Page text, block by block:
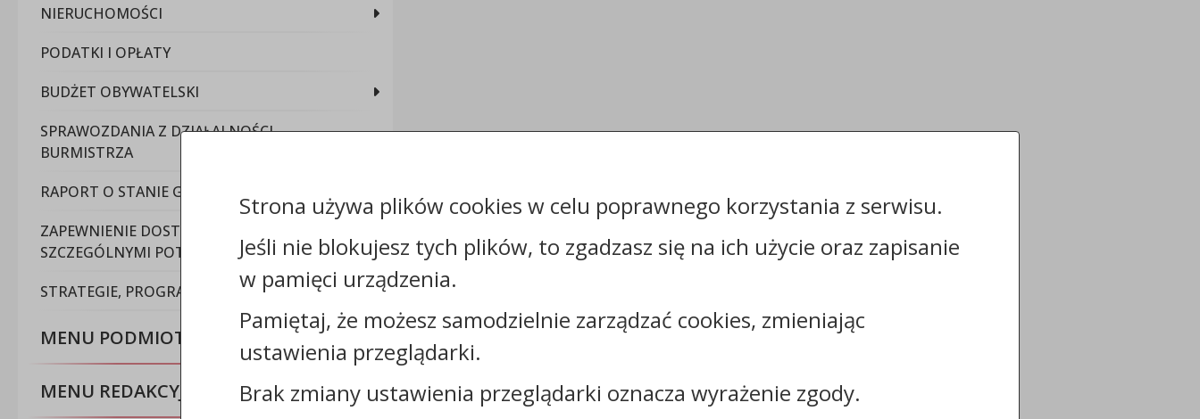
NIERUCHOMOŚCI
PODATKI I OPŁATY
BUDŻET OBYWATELSKI
SPRAWOZDANIA Z DZIAŁALNOŚCI
BURMISTRZA
RAPORT O STANIE GMINY
ZAPEWNIENIE DOSTĘPNOŚCI DLA OSÓB ZE
SZCZEGÓLNYMI POTRZEBAMI
STRATEGIE, PROGRAMY, PLANY
MENU PODMIOTOWE
MENU REDAKCYJNE
Strona używa plików cookies w celu poprawnego korzystania z serwisu.
Jeśli nie blokujesz tych plików, to zgadzasz się na ich użycie oraz zapisanie
w pamięci urządzenia.
Pamiętaj, że możesz samodzielnie zarządzać cookies, zmieniając
ustawienia przeglądarki.
Brak zmiany ustawienia przeglądarki oznacza wyrażenie zgody.